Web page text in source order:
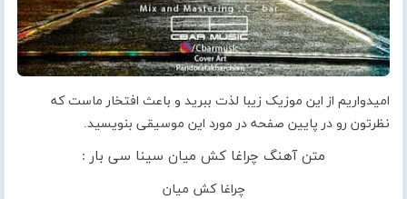
امیدواریم از این موزیک زیبا لذت ببرید و باعث افتخار ماست که
نظرتون رو در پایین صفحه در مورد این موسیقی بنویسید.
متن آهنگ چراغا کش میان سینا سی بار :
چراغا کش میان